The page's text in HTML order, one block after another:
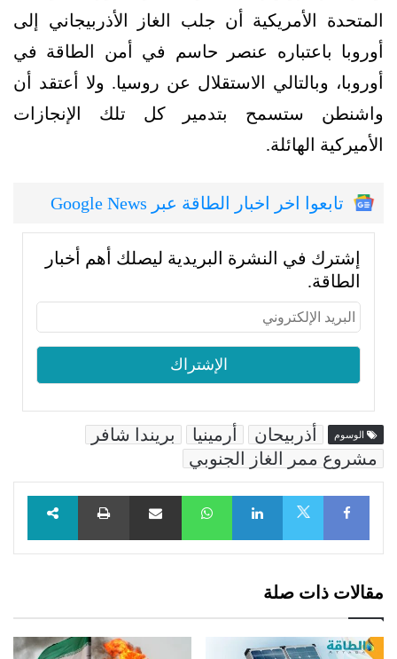
المتحدة الأمريكية أن جلب الغاز الأذربيجاني إلى
أوروبا باعتباره عنصر حاسم في أمن الطاقة في
أوروبا، وبالتالي الاستقلال عن روسيا. ولا أعتقد أن
واشنطن ستسمح بتدمير كل تلك الإنجازات
الأميركية الهائلة.
تابعوا اخر اخبار الطاقة عبر Google News
إشترك في النشرة البريدية ليصلك أهم أخبار
الطاقة.
الوسوم أذربيحان أرمينيا
بريندا شافر
مشروع ممر الغاز الجنوبي
Facebook
LinkedIn
WhatsAppمشاركة عبر البريد طباعة
مقالات ذات صلة